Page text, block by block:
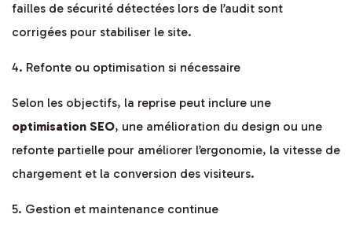
failles de sécurité détectées lors de l’audit sont
corrigées pour stabiliser le site.
4. Refonte ou optimisation si nécessaire
Selon les objectifs, la reprise peut inclure une
optimisation SEO, une amélioration du design ou une
refonte partielle pour améliorer l’ergonomie, la vitesse de
chargement et la conversion des visiteurs.
5. Gestion et maintenance continue